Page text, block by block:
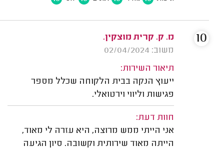
מ. ק. קרית מוצקין.
משוב: 02/04/2024
תיאור השירות:
ייעוץ הנקה בבית הלקוחה שכלל מספר
פגישות וליווי וירטואלי.
חוות דעת:
אני הייתי ממש מרוצה, היא עזרה לי מאוד,
הייתה מאוד שירותית וקשובה. סיון הגיעה
10